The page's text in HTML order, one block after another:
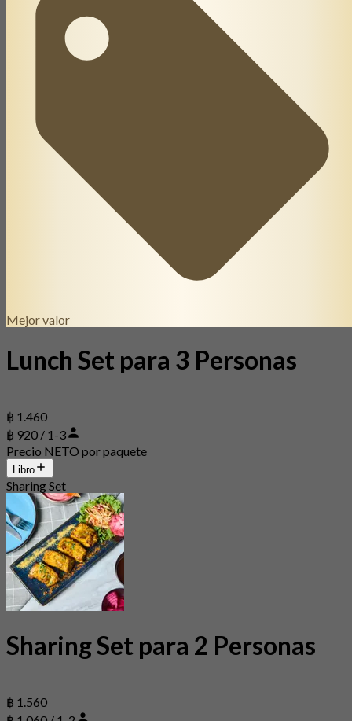
Mejor valor
Lunch Set para 3 Personas
฿ 1.460
฿ 920 / 1-3
Precio NETO por paquete
Libro
Sharing Set
Sharing Set para 2 Personas
฿ 1.560